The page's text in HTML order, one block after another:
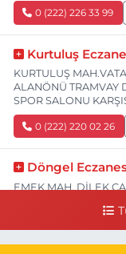
0 (222) 226 33 99
Kurtuluş
KURTULUŞ
ALANÖNÜ TRAMVAY
SPOR SALONU
0 (222) 220 02 26
Döngel
EMEK MAH. DİLEK